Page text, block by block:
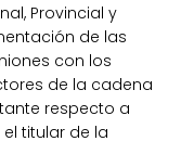
Provincial y
de las
con los
de la cadena
respecto a
el titular de la